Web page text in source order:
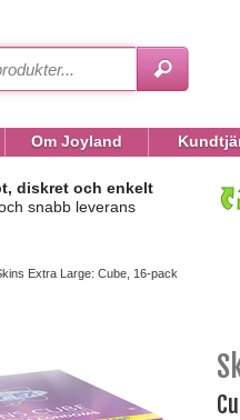
Om Joyland
diskret och enkelt
snabb leverans
Extra Large: Cube, 16-pack